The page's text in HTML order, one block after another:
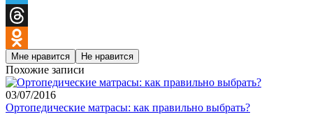
Telegram
Threads
Odnoklassniki
Мне нравится Не нравится
Похожие записи
03/07/2016
Ортопедические матрасы: как правильно выбрать?